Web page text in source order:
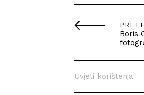
Boris
Uvjeti korištenja